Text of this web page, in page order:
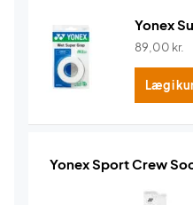
Yonex
89,00 kr.
Læg i
Yonex Sport Crew